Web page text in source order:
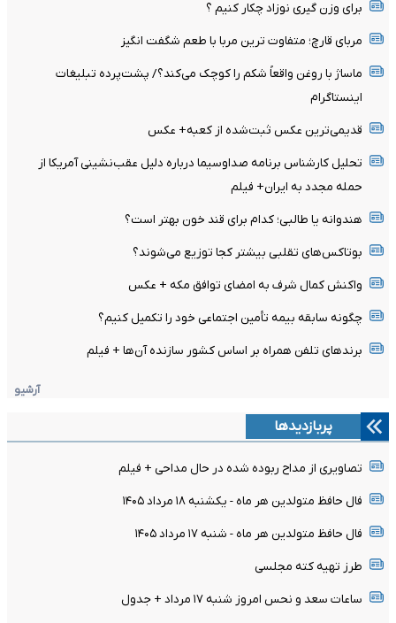
برای وزن گیری نوزاد چکار کنیم ؟
مربای قارچ؛ متفاوت ترین مربا با طعم شگفت انگیز
ماساژ با روغن واقعاً شکم را کوچک می‌کند؟/ پشت‌پرده تبلیغات
اینستاگرام
قدیمی‌ترین عکس ثبت‌شده از کعبه+ عکس
تحلیل کارشناس برنامه صداوسیما درباره دلیل عقب‌نشینی آمریکا از
حمله مجدد به ایران+ فیلم
هندوانه یا طالبی؛ کدام‌ برای قند خون بهتر است؟
بوتاکس‌های تقلبی بیشتر کجا توزیع می‌شوند؟
واکنش کمال شرف به امضای توافق مکه + عکس
چگونه سابقه بیمه تأمین اجتماعی خود را تکمیل کنیم؟
برندهای تلفن همراه بر اساس کشور سازنده‌ آن‌ها + فیلم
آرشیو
پربازدیدها
تصاویری از مداح ربوده شده در حال مداحی + فیلم
فال حافظ متولدین هر ماه - یکشنبه ۱۸ مرداد ۱۴۰۵
فال حافظ متولدین هر ماه - شنبه ۱۷ مرداد ۱۴۰۵
طرز تهیه کته مجلسی
ساعات سعد و نحس امروز شنبه ۱۷ مرداد + جدول